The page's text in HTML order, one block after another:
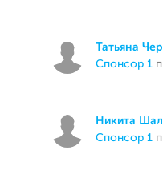
Татьяна
спонсор 1
Никита
спонсор 1